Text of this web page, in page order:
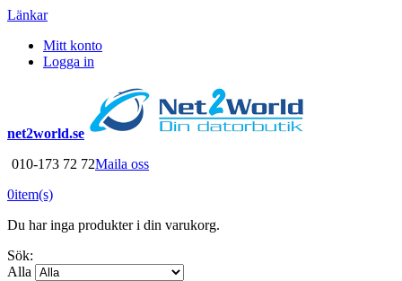
Länkar
Mitt konto
Logga in
net2world.se
010-173 72 72Maila oss
0item(s)
Du har inga produkter i din varukorg.
Sök:
Alla